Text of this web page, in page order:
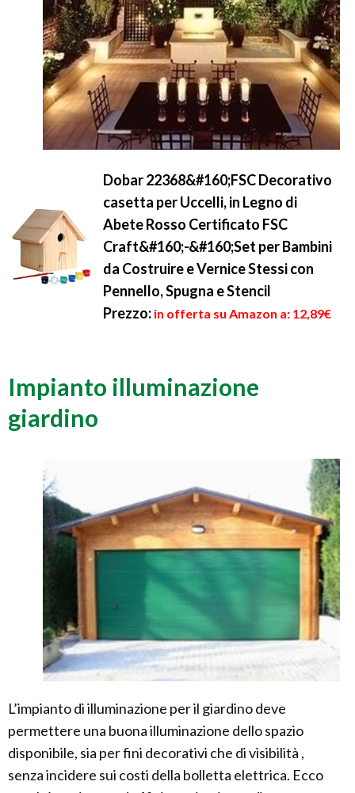
Dobar 22368&#160;FSC Decorativo
casetta per Uccelli, in Legno di
Abete Rosso Certificato FSC
Craft&#160;-&#160;Set per Bambini
da Costruire e Vernice Stessi con
Pennello, Spugna e Stencil
Prezzo: in offerta su Amazon a: 12,89€
Impianto illuminazione
giardino
L’impianto di illuminazione per il giardino deve
permettere una buona illuminazione dello spazio
disponibile, sia per fini decorativi che di visibilità ,
senza incidere sui costi della bolletta elettrica. Ecco